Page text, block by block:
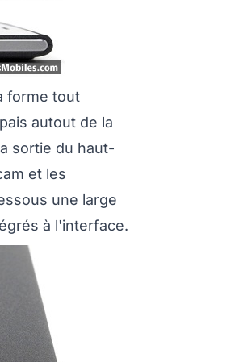
forme tout
autout de la
sortie du haut-
et les
une large
à l'interface.